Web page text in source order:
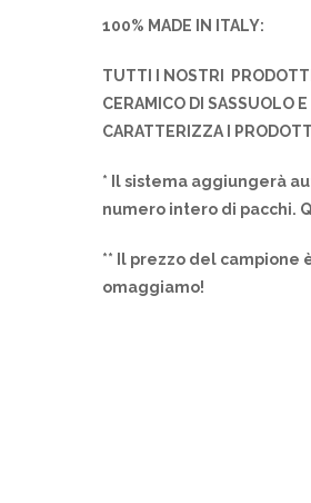
100% MADE IN ITALY:
TUTTI I NOSTRI
CERAMICO DI SASSUOLO
CARATTERIZZA I
* Il sistema aggiungerà
numero intero di pacchi.
** Il prezzo del
omaggiamo!